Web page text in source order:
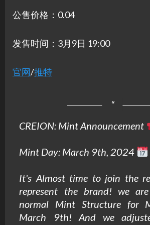
公售价格：0.04
发售时间：3月9日 19:00
官网/推特
CREION: Mint Announcement
Mint Day: March 9th, 2024
It's Almost time to join the
represent the brand! we
normal Mint Structure for
March 9th! And we